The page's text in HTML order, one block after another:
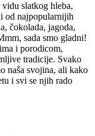
slatkog hleba,
od najpopularnijih
čokolada, jagoda,
sada smo gladni!
i porodicom,
tradicije. Svako
naša svojina, ali kako
i svi se njih rado